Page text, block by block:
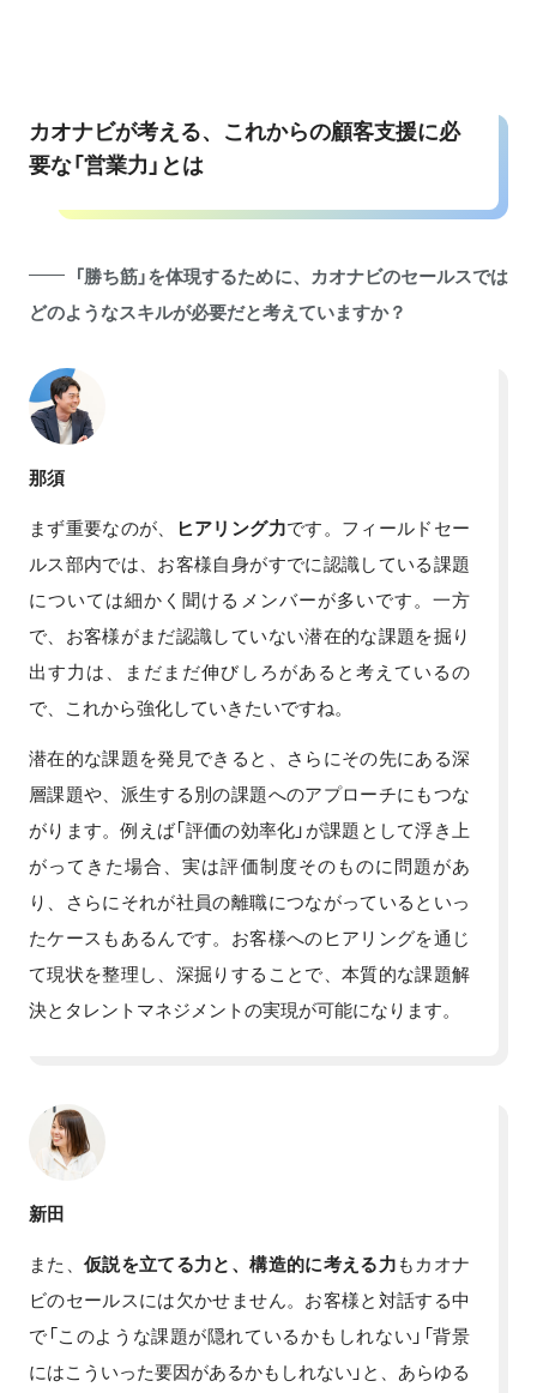
カオナビが考える、これからの顧客支援に必
要な「営業力」とは
「勝ち筋」を体現するために、カオナビのセールスでは
どのようなスキルが必要だと考えていますか？
那須
まず重要なのが、
ヒアリング力です。フィールドセー
ルス部内では、お客様自身がすでに認識している課題
については細かく聞けるメンバーが多いです。一方
で、お客様がまだ認識していない潜在的な課題を掘り
出す力は、まだまだ伸びしろがあると考えているの
で、これから強化していきたいですね。
潜在的な課題を発見できると、さらにその先にある深
層課題や、派生する別の課題へのアプローチにもつな
がります。例えば「評価の効率化」が課題として浮き上
がってきた場合、実は評価制度そのものに問題があ
り、さらにそれが社員の離職につながっているといっ
たケースもあるんです。お客様へのヒアリングを通じ
て現状を整理し、深掘りすることで、本質的な課題解
決とタレントマネジメントの実現が可能になります。
新田
また、仮説を立てる力と、構造的に考える力もカオナ
ビのセールスには欠かせません。お客様と対話する中
で「このような課題が隠れているかもしれない」「背景
にはこういった要因があるかもしれない」と、あらゆる